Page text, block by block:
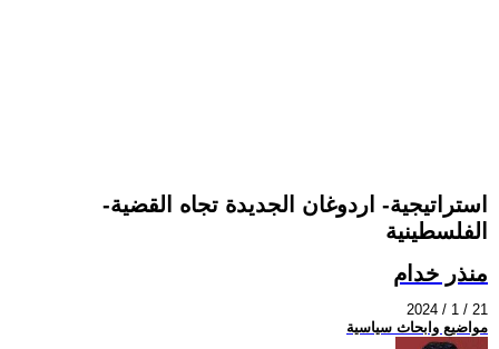
-استراتيجية- اردوغان الجديدة تجاه القضية
الفلسطينية
منذر خدام
2024 / 1 / 21
مواضيع وابحاث سياسية